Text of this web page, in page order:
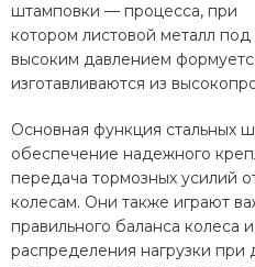
штамповки — процесса, при
котором листовой металл под
высоким давлением
изготавливаются из
Основная функция стальных
обеспечение надежного
передача тормозных усилий
колесам. Они также играют
правильного баланса колеса
распределения нагрузки при